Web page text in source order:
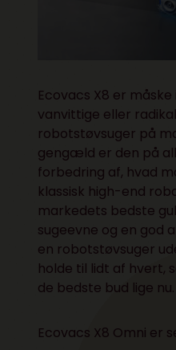
Ecovacs X8 er
vanvittige eller
robotstøvsuger på
gengæld er den på
forbedring af, hvad
klassisk high-end
markedets bedste
sugeevne og en god
en robotstøvsuger
holde til lidt af hvert,
de bedste bud lige nu.
Ecovacs X8 Omni er